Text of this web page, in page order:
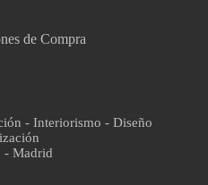
de Compra
- Interiorismo - Diseño
- Madrid